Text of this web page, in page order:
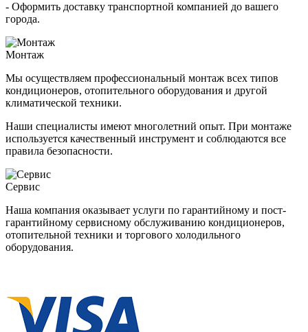
- Оформить доставку транспортной компанией до вашего
города.
Монтаж
Мы осуществляем профессиональный монтаж всех типов
кондиционеров, отопительного оборудования и другой
климатической техники.
Наши специалисты имеют многолетний опыт. При монтаже
используется качественный инструмент и соблюдаются все
правила безопасности.
Сервис
Наша компания оказывает услуги по гарантийному и пост-
гарантийному сервисному обслуживанию кондиционеров,
отопительной техники и торгового холодильного
оборудования.